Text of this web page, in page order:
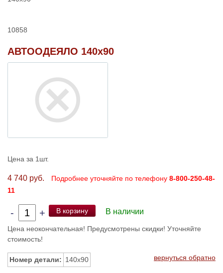
10858
АВТООДЕЯЛО 140x90
Цена за 1шт.
4 740 руб. Подробнее уточняйте по телефону 8-800-250-48-
11
- + В корзину В наличии
Цена неокончательная! Предусмотрены скидки! Уточняйте
стоимость!
Номер детали: 140x90 вернуться обратно